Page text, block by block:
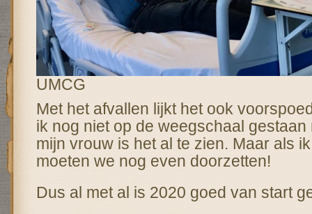
UMCG
Met het afvallen lijkt het ook
ik nog niet op de weegschaal
mijn vrouw is het al te zien. Maar als
moeten we nog even doorzetten!
Dus al met al is 2020 goed van start